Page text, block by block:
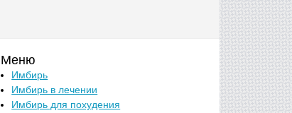
Меню
Имбирь
Имбирь в лечении
Имбирь для похудения